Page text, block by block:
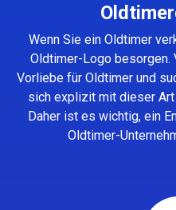
Wenn Sie ein Oldtimer
Oldtimer-Logo besorgen.
Vorliebe für Oldtimer und
sich explizit mit dieser
Daher ist es wichtig, ein
Oldtimer-